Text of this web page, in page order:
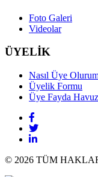
Foto Galeri
Videolar
ÜYELİK
Nasıl Üye
Üyelik Formu
Üye Fayda
© 2026 TÜM